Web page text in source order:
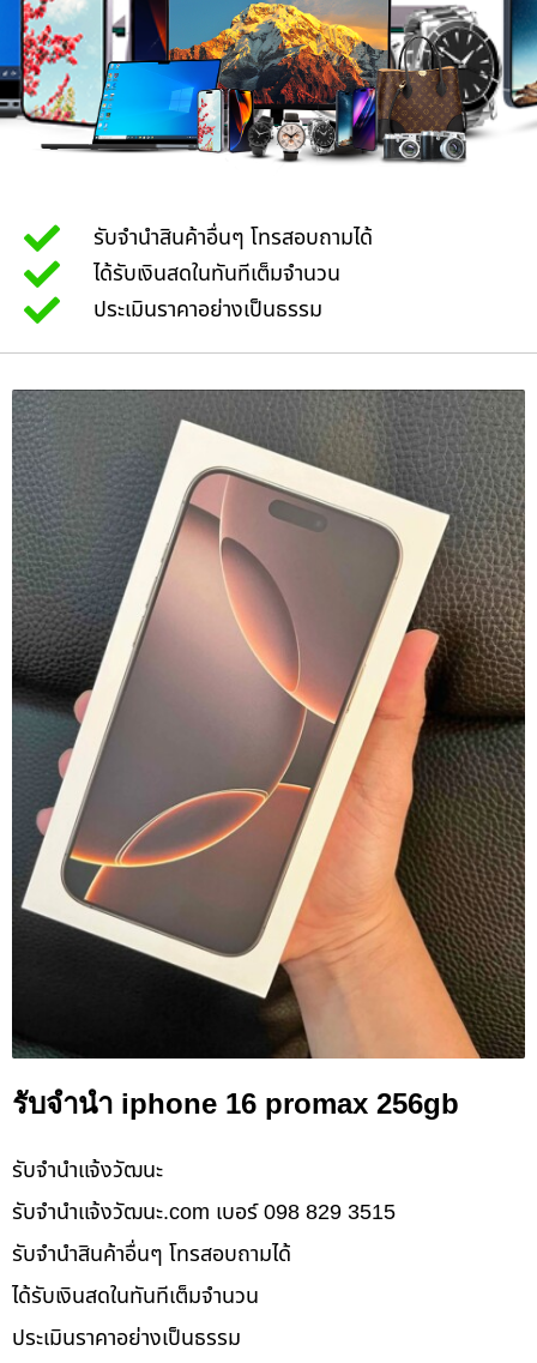
รับจำนำสินค้าอื่นๆ โทรสอบถามได้
ได้รับเงินสดในทันทีเต็มจำนวน
ประเมินราคาอย่างเป็นธรรม
รับจำนำ iphone 16 promax 256gb
รับจํานําแจ้งวัฒนะ
รับจํานําแจ้งวัฒนะ.com เบอร์ 098 829 3515
รับจำนำสินค้าอื่นๆ โทรสอบถามได้
ได้รับเงินสดในทันทีเต็มจำนวน
ประเมินราคาอย่างเป็นธรรม